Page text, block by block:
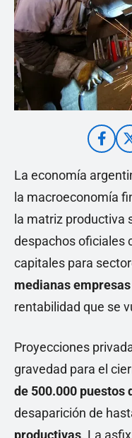
La economía
la macroeconomía
la matriz productiva
despachos oficiales
capitales para
medianas empresas
rentabilidad que se
Proyecciones
gravedad para el
de 500.000 puestos
desaparición de
productivas. La